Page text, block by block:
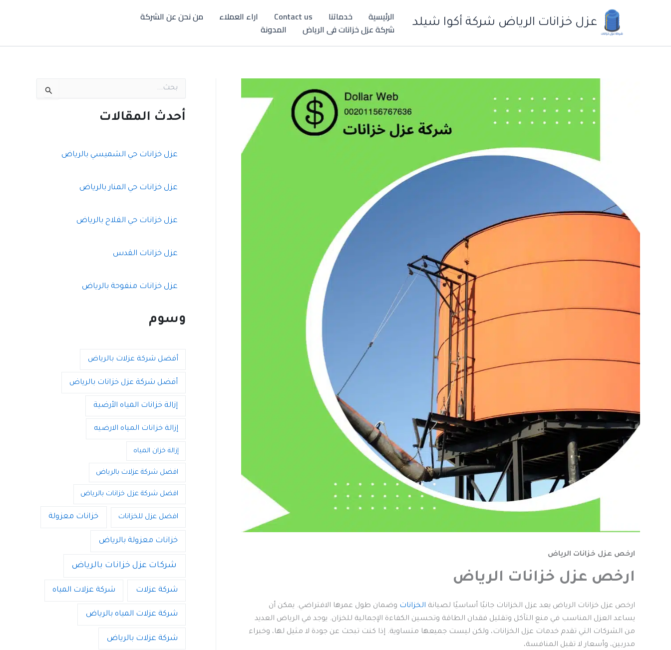
عزل خزانات الرياض شركة أكوا شيلد الرئيسية خدماتنا Contact us اراء العملاء
من نحن عن الشركة
شركة عزل خزانات فى الرياض
المدونة
ارخص عزل خزانات الرياض
ارخص عزل خزانات الرياض
ارخص عزل خزانات الرياض يعد عزل الخزانات جانبًا أساسيًا لصيانة الخزانات وضمان طول عمرها الافتراضي. يمكن أن
يساعد العزل المناسب في منع التآكل وتقليل فقدان الطاقة وتحسين الكفاءة الإجمالية للخزان. يوجد في الرياض العديد
من الشركات التي تقدم خدمات عزل الخزانات، ولكن ليست جميعها متساوية. إذا كنت تبحث عن جودة لا مثيل لها، وخبراء
مدربين، وأسعار لا تقبل المنافسة،
حأحدث المقالات
عزل خزانات حي الشميسي بالرياض
عزل خزانات حي المنار بالرياض
عزل خزانات حي الفلاح بالرياض
عزل خزانات القدس
عزل خزانات منفوحة بالرياض
وسوم
أفضل شركة عزلات بالرياض
أفضل شركة عزل خزانات بالرياض
إزالة خزانات المياه الأرضية
إزالة خزانات المياه الارضيه
إزالة خزان المياه
افضل شركة عزلات بالرياض
افضل شركة عزل خزانات بالرياض
افضل عزل للخزانات خزانات معزولة
خزانات معزولة بالرياض
شركات عزل خزانات بالرياض
شركة عزلات شركة عزلات المياه
شركة عزلات المياه بالرياض
شركة عزلات بالرياض